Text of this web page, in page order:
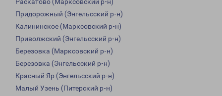
Раскатово (Марксовский р-н)
Придорожный (Энгельсский р-н)
Калининское (Марксовский р-н)
Приволжский (Энгельсский р-н)
Березовка (Марксовский р-н)
Березовка (Энгельсский р-н)
Красный Яр (Энгельсский р-н)
Малый Узень (Питерский р-н)